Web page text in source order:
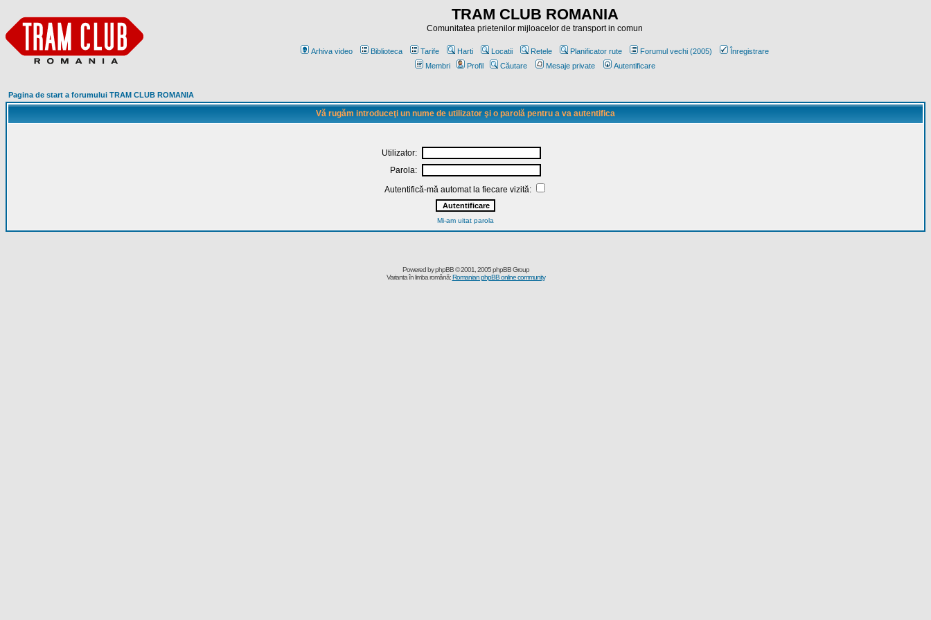
TRAM CLUB ROMANIA
Comunitatea prietenilor mijloacelor de transport in comun
Arhiva video Biblioteca Tarife Harti Locatii Retele Planificator rute Forumul vechi (2005)
Înregistrare
Membri
Profil Căutare Mesaje private Autentificare
Pagina de start a forumului TRAM CLUB ROMANIA
Vă rugăm introduceţi un nume de utilizator şi o parolă pentru a va autentifica
Utilizator:
Parola:
Autentifică-mă automat la fiecare vizită:
Mi-am uitat parola
Powered byphpBB© 2001, 2005 phpBB Group
Varianta în limba română:Romanian phpBB online community